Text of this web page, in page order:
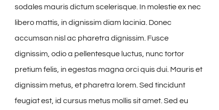
sodales mauris dictum scelerisque. In molestie ex nec
libero mattis, in dignissim diam lacinia. Donec
accumsan nisl ac pharetra dignissim. Fusce
dignissim, odio a pellentesque luctus, nunc tortor
pretium felis, in egestas magna orci quis dui. Mauris et
dignissim metus, et pharetra lorem. Sed tincidunt
feugiat est, id cursus metus mollis sit amet. Sed eu